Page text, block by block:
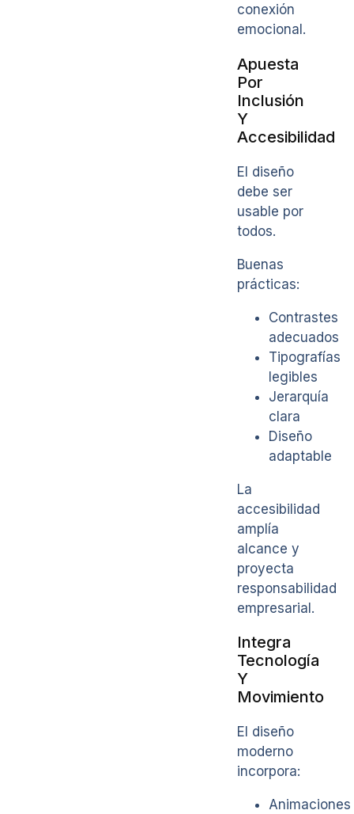
conexión
emocional.
Apuesta
Por
Inclusión
Y
Accesibilidad
El diseño
debe ser
usable por
todos.
Buenas
prácticas:
Contrastes
adecuados
Tipografías
legibles
Jerarquía
clara
Diseño
adaptable
La
accesibilidad
amplía
alcance y
proyecta
responsabilidad
empresarial.
Integra
Tecnología
Y
Movimiento
El diseño
moderno
incorpora:
Animaciones